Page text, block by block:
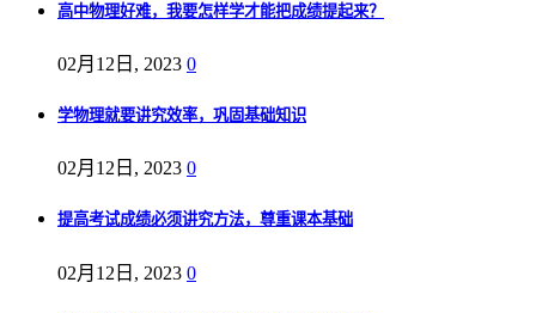
高中物理好难，我要怎样学才能把成绩提起来？
02月12日, 2023 0
学物理就要讲究效率，巩固基础知识
02月12日, 2023 0
提高考试成绩必须讲究方法，尊重课本基础
02月12日, 2023 0